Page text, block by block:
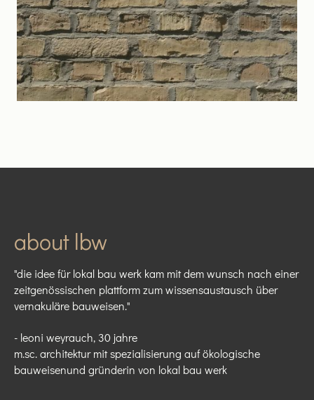
about lbw
"die idee für lokal bau werk kam mit dem wunsch nach einer
zeitgenössischen plattform zum wissensaustausch über
vernakuläre bauweisen."
- leoni weyrauch, 30 jahre
m.sc. architektur mit spezialisierung auf ökologische
bauweisenund gründerin von lokal bau werk